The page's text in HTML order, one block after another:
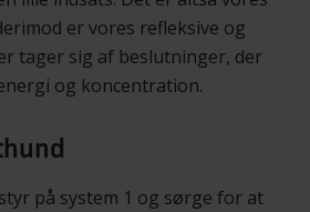
er vores refleksive og
tager sig af beslutninger, der
og koncentration.
på system 1 og sørge for at